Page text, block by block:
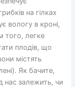
на гілках
вологу в кроні,
того, легке
плодів, що
містять
Як бачите,
нас залежить, чи